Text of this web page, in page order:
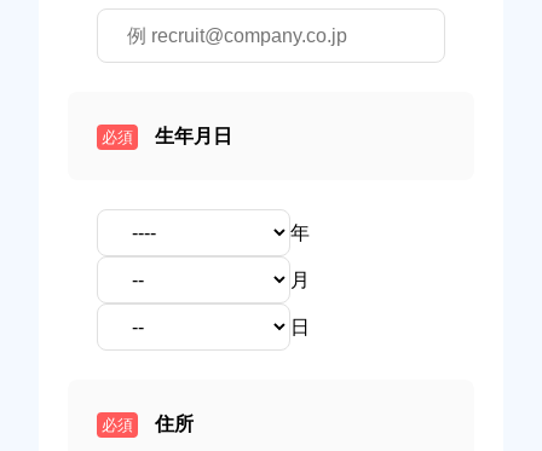
必須 生年月日
年
月
日
必須 住所